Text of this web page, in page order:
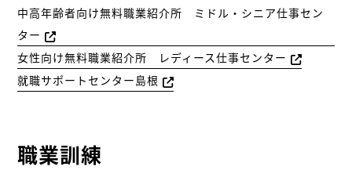
中高年齢者向け無料職業紹介所 ミドル・シニア仕事セン
ター
女性向け無料職業紹介所 レディース仕事センター
就職サポートセンター島根
職業訓練